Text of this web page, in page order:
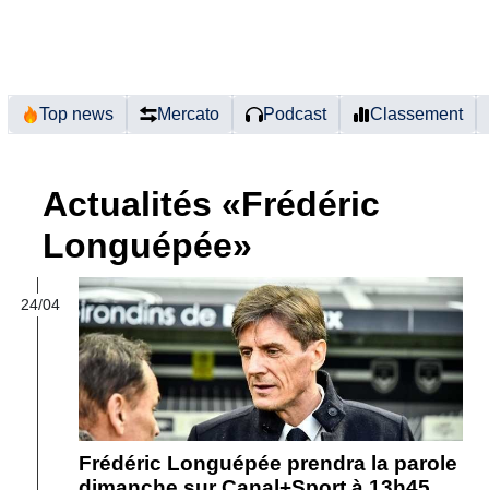
Top news Mercato Podcast Classement
Actualités «Frédéric
Longuépée»
24/04
Frédéric Longuépée prendra la parole